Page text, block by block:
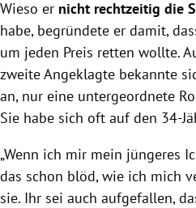
Wieso er nicht rechtzeitig die
habe, begründete er damit,
um jeden Preis retten wollte.
zweite Angeklagte bekannte
an, nur eine untergeordnete
Sie habe sich oft auf den 34-
„Wenn ich mir mein jüngeres
das schon blöd, wie ich mich
sie. Ihr sei auch aufgefallen,